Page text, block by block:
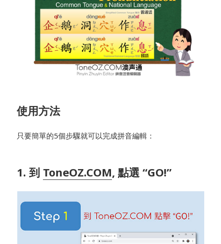
使用方法
只要簡單的5個步驟就可以完成拼音編輯：
1. 到 ToneOZ.COM, 點選 “GO!”